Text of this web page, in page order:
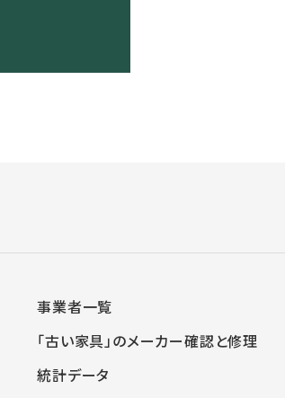
事業者一覧
「古い家具」のメーカー確認と修理
統計データ